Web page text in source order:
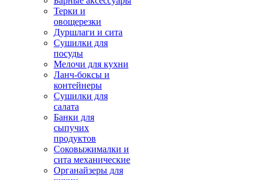
Терки и
овощерезки
Дуршлаги и сита
Сушилки для
посуды
Мелочи для кухни
Ланч-боксы и
контейнеры
Сушилки для
салата
Банки для
сыпучих
продуктов
Соковыжималки и
сита механические
Органайзеры для